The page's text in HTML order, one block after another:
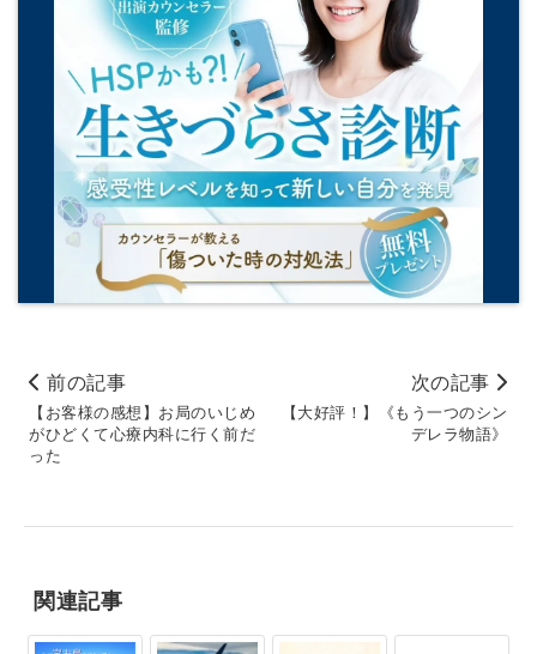
前の記事
【お客様の感想】お局のいじめ
がひどくて心療内科に行く前だ
った
次の記事
【大好評！】《もう一つのシン
デレラ物語》
関連記事